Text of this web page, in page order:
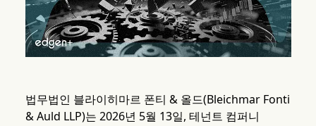
법무법인 블라이히마르 폰티 & 올드(Bleichmar Fonti
& Auld LLP)는 2026년 5월 13일, 테넌트 컴퍼니